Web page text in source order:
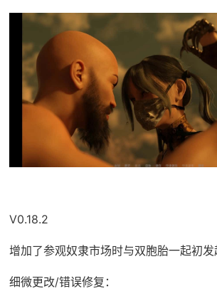
V0.18.2
增加了参观奴隶市场时与双胞胎一起初
细微更改/错误修复：